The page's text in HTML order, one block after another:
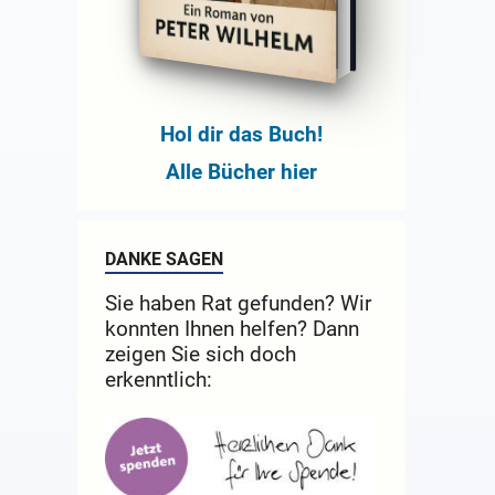
Hol dir das Buch!
Alle Bücher hier
DANKE SAGEN
Sie haben Rat gefunden? Wir
konnten Ihnen helfen? Dann
zeigen Sie sich doch
erkenntlich: